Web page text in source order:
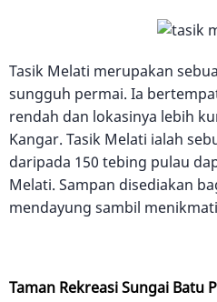
Tasik Melati merupakan
sungguh permai. Ia
rendah dan lokasinya lebih
Kangar. Tasik Melati ialah
daripada 150 tebing pulau
Melati. Sampan disediakan
mendayung sambil
Taman Rekreasi Sungai Batu